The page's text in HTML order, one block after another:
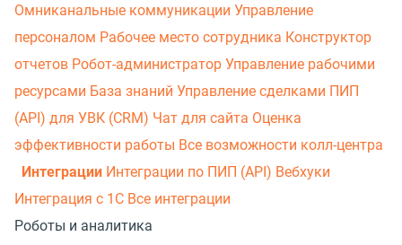
Омниканальные коммуникации Управление
персоналом Рабочее место сотрудника Конструктор
отчетов Робот-администратор Управление рабочими
ресурсами База знаний Управление сделками ПИП
(API) для УВК (CRM) Чат для сайта Оценка
эффективности работы Все возможности колл-центра
Интеграции Интеграции по ПИП (API) Вебхуки
Интеграция с 1С Все интеграции
Роботы и аналитика